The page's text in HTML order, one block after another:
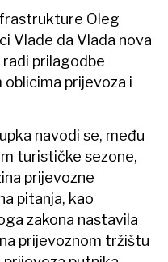
Oleg
Vlade da Vlada nova
prilagodbe
prijevoza i
navodi se, među
turističke sezone,
prijevozne
pitanja, kao
zakona nastavila
prijevoznom tržištu